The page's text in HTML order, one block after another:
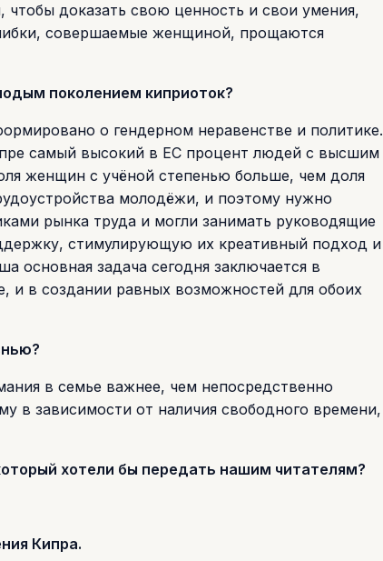
доказать свою ценность и свои умения,
совершаемые женщиной, прощаются
поколением киприоток?
о гендерном неравенстве и политике.
самый высокий в ЕС процент людей с высшим
женщин с учёной степенью больше, чем доля
молодёжи, и поэтому нужно
рынка труда и могли занимать руководящие
стимулирующую их креативный подход и
основная задача сегодня заключается в
и в создании равных возможностей для обоих
в семье важнее, чем непосредственно
в зависимости от наличия свободного времени,
хотели бы передать нашим читателям?
Кипра.